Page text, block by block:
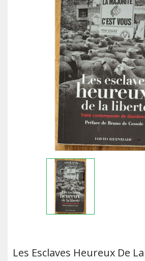
Les Esclaves Heureux De